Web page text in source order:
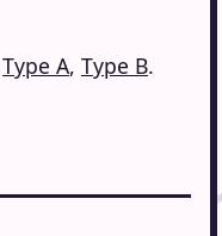
Type A, Type B.